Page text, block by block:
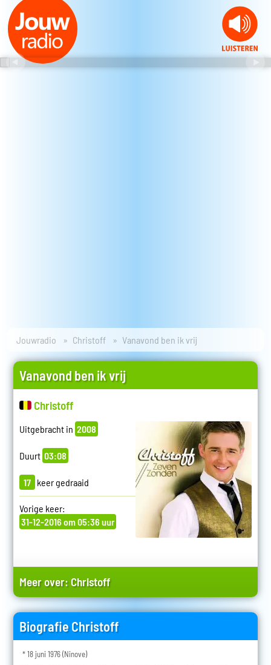
Jouwradio Christoff Vanavond ben ik vrij
Vanavond ben ik vrij
Christoff
Uitgebracht in 2008
Duurt 03:08
17 keer gedraaid
Vorige keer:
31-12-2016 om 05:36 uur
Meer over: Christoff
Biografie Christoff
* 18 juni 1976 (Ninove)